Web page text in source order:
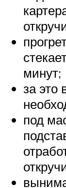
минут;
за это
под